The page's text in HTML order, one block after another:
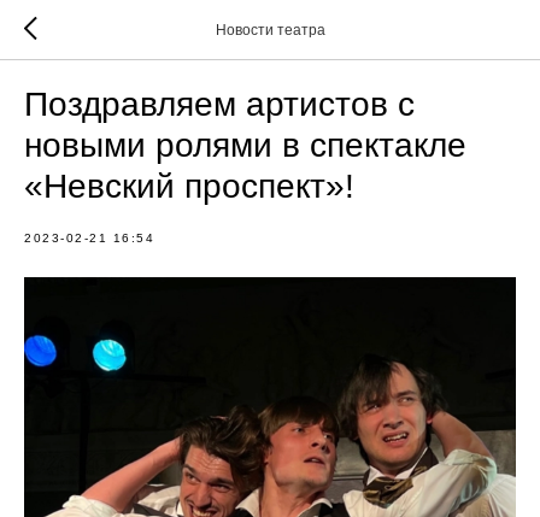
Новости театра
Поздравляем артистов с
новыми ролями в спектакле
«Невский проспект»!
2023-02-21 16:54